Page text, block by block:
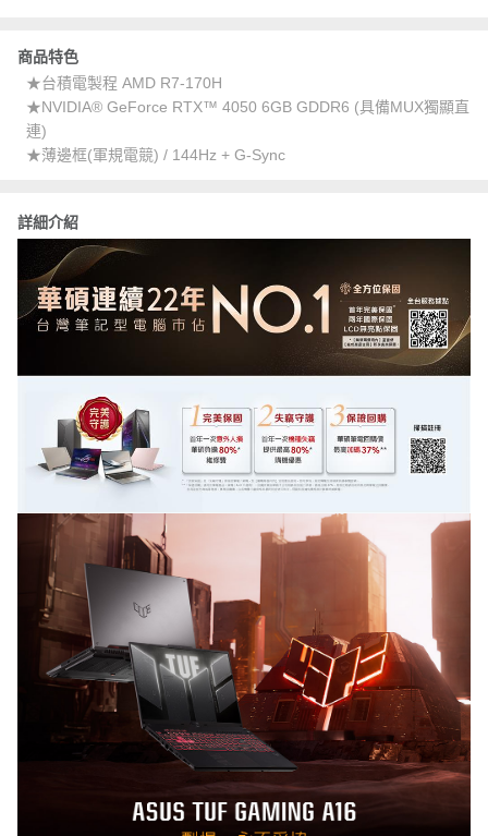
商品特色
★台積電製程 AMD R7-170H
★NVIDIA® GeForce RTX™ 4050 6GB GDDR6 (具備MUX獨顯直
連)
★薄邊框(軍規電競) / 144Hz + G-Sync
詳細介紹